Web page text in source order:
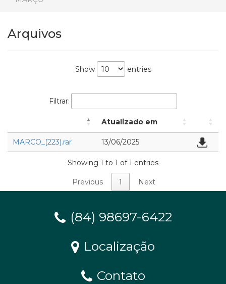
Arquivos
Show entries
Filtrar:
Atualizado em
MARCO_(223).rar 13/06/2025
Showing 1 to 1 of 1 entries
Previous 1 Next
(84) 98697-6422
Localização
Contato